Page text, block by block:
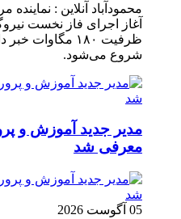
محمودآباد آنلاین :
ظرفیت ۱۸۰
شروع می‌شود.
مدیر جدید آموزش و
معرفی شد
05 آگوست 2026